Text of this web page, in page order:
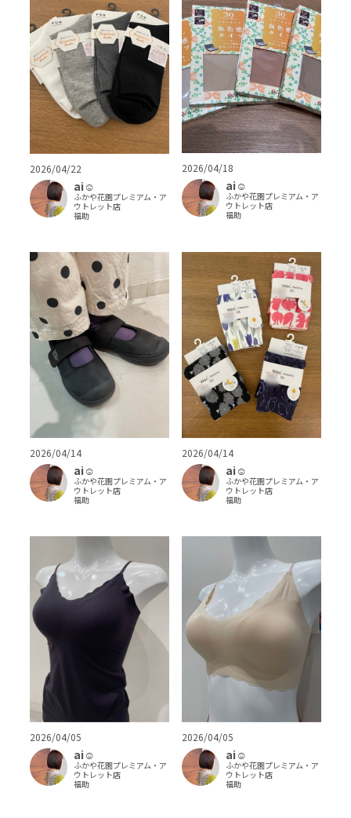
2026/04/22
ai‪‪☺︎‬
ふかや花園プレミアム・ア
ウトレット店
福助
2026/04/18
ai‪‪☺︎‬
ふかや花園プレミアム・ア
ウトレット店
福助
2026/04/14
ai‪‪☺︎‬
ふかや花園プレミアム・ア
ウトレット店
福助
2026/04/14
ai‪‪☺︎‬
ふかや花園プレミアム・ア
ウトレット店
福助
2026/04/05
ai‪‪☺︎‬
ふかや花園プレミアム・ア
ウトレット店
福助
2026/04/05
ai‪‪☺︎‬
ふかや花園プレミアム・ア
ウトレット店
福助